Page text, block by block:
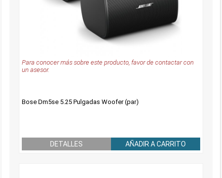
Para conocer más sobre este producto, favor de contactar con
un asesor.
Bose Dm5se 5.25 Pulgadas Woofer (par)
DETALLES AÑADIR A CARRITO